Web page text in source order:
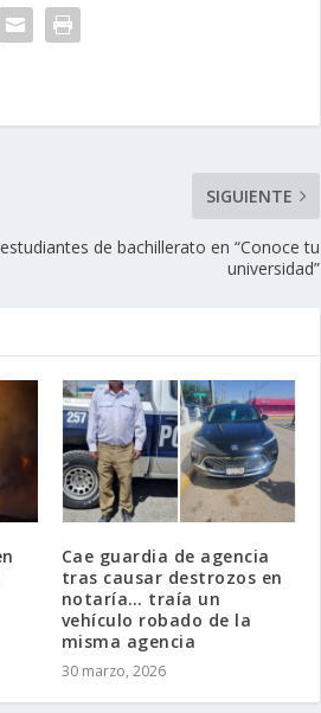
SIGUIENTE
de bachillerato en “Conoce tu
universidad”
Cae guardia de agencia
tras causar destrozos en
notaría… traía un
vehículo robado de la
misma agencia
30 marzo, 2026